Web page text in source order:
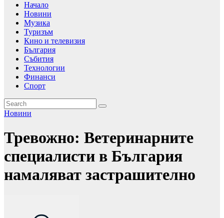
Начало
Новини
Музика
Туризъм
Кино и телевизия
България
Събития
Технологии
Финанси
Спорт
Новини
Тревожно: Ветеринарните
специалисти в България
намаляват застрашително